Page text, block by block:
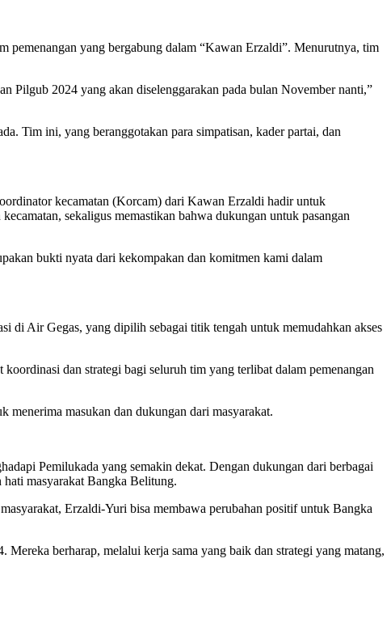
pemenangan yang bergabung dalam “Kawan Erzaldi”. Menurutnya, tim
Pilgub 2024 yang akan diselenggarakan pada bulan November nanti,”
Tim ini, yang beranggotakan para simpatisan, kader partai, dan
kecamatan (Korcam) dari Kawan Erzaldi hadir untuk
sekaligus memastikan bahwa dukungan untuk pasangan
bukti nyata dari kekompakan dan komitmen kami dalam
di Air Gegas, yang dipilih sebagai titik tengah untuk memudahkan akses
dan strategi bagi seluruh tim yang terlibat dalam pemenangan
menerima masukan dan dukungan dari masyarakat.
Pemilukada yang semakin dekat. Dengan dukungan dari berbagai
hati masyarakat Bangka Belitung.
Erzaldi-Yuri bisa membawa perubahan positif untuk Bangka
berharap, melalui kerja sama yang baik dan strategi yang matang,